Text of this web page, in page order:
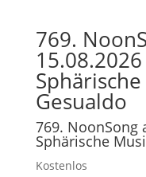
769.
Gesualdo
769. NoonSong
Sphärische
Kostenlos